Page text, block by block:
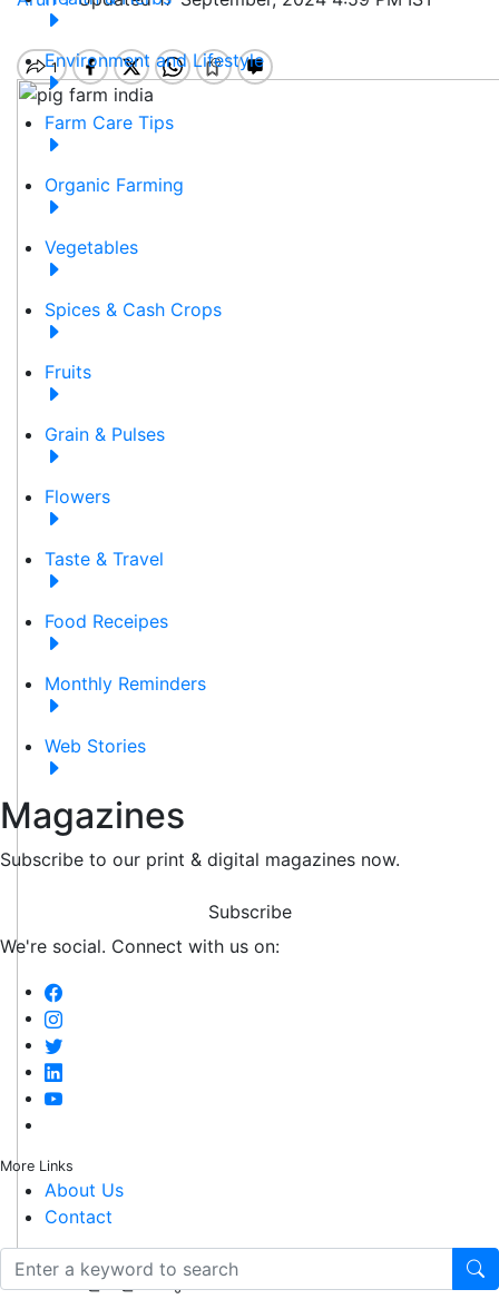
Environment and Lifestyle
Farm Care Tips
Organic Farming
Vegetables
Spices & Cash Crops
Fruits
Grain & Pulses
Flowers
Taste & Travel
Food Receipes
Monthly Reminders
Web Stories
Magazines
Subscribe to our print & digital magazines now.
Subscribe
We're social. Connect with us on:
More Links
About Us
Contact
പന്നികളെ വളർത്തുന്ന രീതി